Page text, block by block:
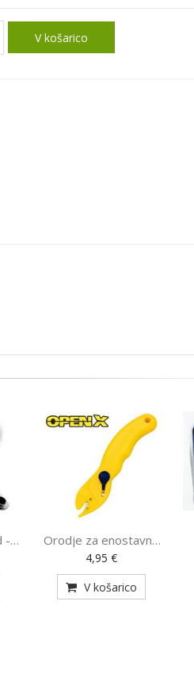
V košarico
-
Orodje za enostavno
odpiranje embalaže -
Open X (SS-9292)
4,95 €
V košarico